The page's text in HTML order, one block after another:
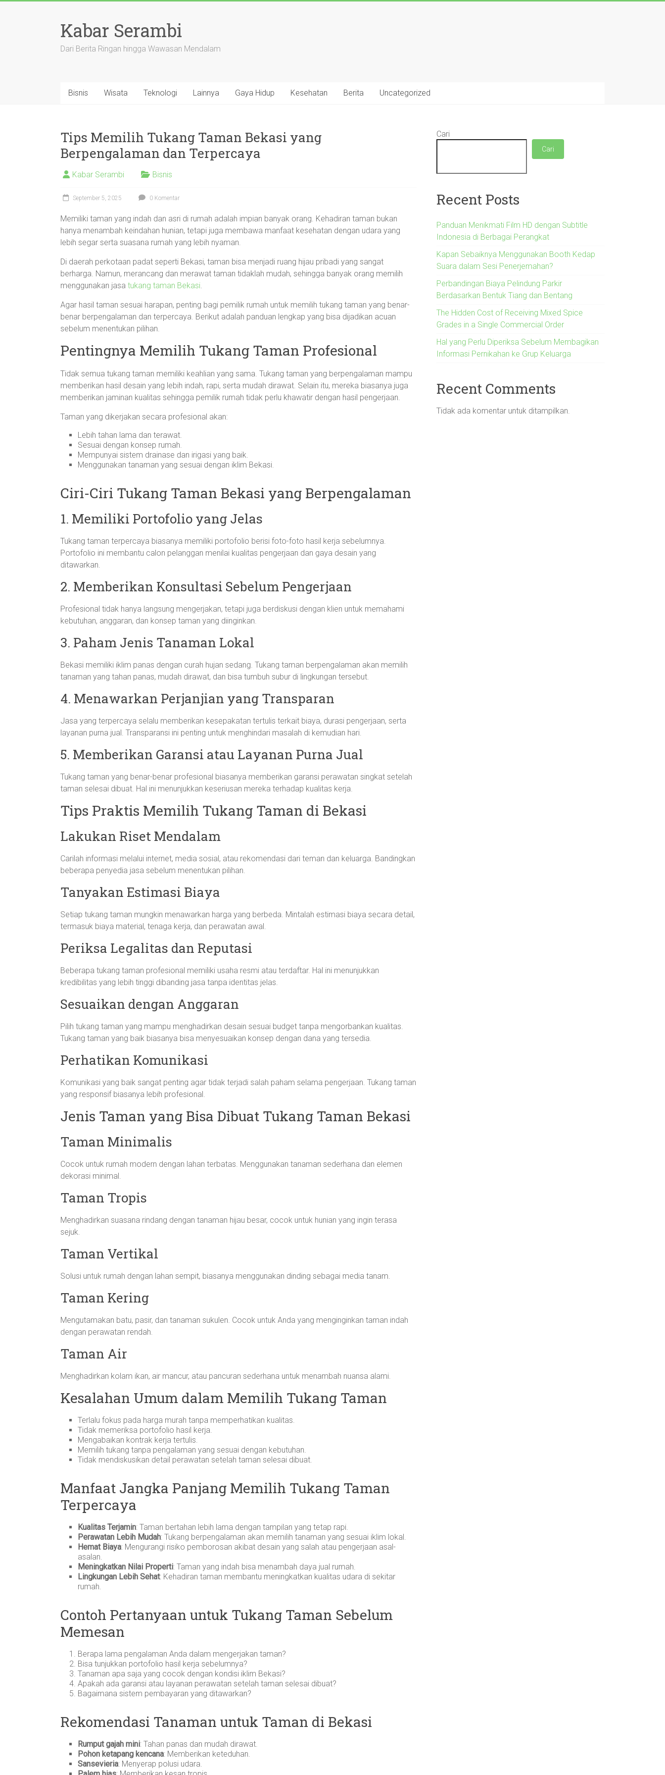
Kabar Serambi
Dari Berita Ringan hingga Wawasan Mendalam
Bisnis Wisata Teknologi Lainnya Gaya Hidup Kesehatan Berita Uncategorized
Tips Memilih Tukang Taman Bekasi yang
Berpengalaman dan Terpercaya
Kabar Serambi Bisnis
September 5, 2025 0 Komentar
Memiliki taman yang indah dan asri di rumah adalah impian banyak orang. Kehadiran taman bukan
hanya menambah keindahan hunian, tetapi juga membawa manfaat kesehatan dengan udara yang
lebih segar serta suasana rumah yang lebih nyaman.
Di daerah perkotaan padat seperti Bekasi, taman bisa menjadi ruang hijau pribadi yang sangat
berharga. Namun, merancang dan merawat taman tidaklah mudah, sehingga banyak orang memilih
menggunakan jasa tukang taman Bekasi.
Agar hasil taman sesuai harapan, penting bagi pemilik rumah untuk memilih tukang taman yang benar-
benar berpengalaman dan terpercaya. Berikut adalah panduan lengkap yang bisa dijadikan acuan
sebelum menentukan pilihan.
Pentingnya Memilih Tukang Taman Profesional
Tidak semua tukang taman memiliki keahlian yang sama. Tukang taman yang berpengalaman mampu
memberikan hasil desain yang lebih indah, rapi, serta mudah dirawat. Selain itu, mereka biasanya juga
memberikan jaminan kualitas sehingga pemilik rumah tidak perlu khawatir dengan hasil pengerjaan.
Taman yang dikerjakan secara profesional akan:
Lebih tahan lama dan terawat.
Sesuai dengan konsep rumah.
Mempunyai sistem drainase dan irigasi yang baik.
Menggunakan tanaman yang sesuai dengan iklim Bekasi.
Ciri-Ciri Tukang Taman Bekasi yang Berpengalaman
1. Memiliki Portofolio yang Jelas
Tukang taman terpercaya biasanya memiliki portofolio berisi foto-foto hasil kerja sebelumnya.
Portofolio ini membantu calon pelanggan menilai kualitas pengerjaan dan gaya desain yang
ditawarkan.
2. Memberikan Konsultasi Sebelum Pengerjaan
Profesional tidak hanya langsung mengerjakan, tetapi juga berdiskusi dengan klien untuk memahami
kebutuhan, anggaran, dan konsep taman yang diinginkan.
3. Paham Jenis Tanaman Lokal
Bekasi memiliki iklim panas dengan curah hujan sedang. Tukang taman berpengalaman akan memilih
tanaman yang tahan panas, mudah dirawat, dan bisa tumbuh subur di lingkungan tersebut.
4. Menawarkan Perjanjian yang Transparan
Jasa yang terpercaya selalu memberikan kesepakatan tertulis terkait biaya, durasi pengerjaan, serta
layanan purna jual. Transparansi ini penting untuk menghindari masalah di kemudian hari.
5. Memberikan Garansi atau Layanan Purna Jual
Tukang taman yang benar-benar profesional biasanya memberikan garansi perawatan singkat setelah
taman selesai dibuat. Hal ini menunjukkan keseriusan mereka terhadap kualitas kerja.
Tips Praktis Memilih Tukang Taman di Bekasi
Lakukan Riset Mendalam
Carilah informasi melalui internet, media sosial, atau rekomendasi dari teman dan keluarga. Bandingkan
beberapa penyedia jasa sebelum menentukan pilihan.
Tanyakan Estimasi Biaya
Setiap tukang taman mungkin menawarkan harga yang berbeda. Mintalah estimasi biaya secara detail,
termasuk biaya material, tenaga kerja, dan perawatan awal.
Periksa Legalitas dan Reputasi
Beberapa tukang taman profesional memiliki usaha resmi atau terdaftar. Hal ini menunjukkan
kredibilitas yang lebih tinggi dibanding jasa tanpa identitas jelas.
Sesuaikan dengan Anggaran
Pilih tukang taman yang mampu menghadirkan desain sesuai budget tanpa mengorbankan kualitas.
Tukang taman yang baik biasanya bisa menyesuaikan konsep dengan dana yang tersedia.
Perhatikan Komunikasi
Komunikasi yang baik sangat penting agar tidak terjadi salah paham selama pengerjaan. Tukang taman
yang responsif biasanya lebih profesional.
Jenis Taman yang Bisa Dibuat Tukang Taman Bekasi
Taman Minimalis
Cocok untuk rumah modern dengan lahan terbatas. Menggunakan tanaman sederhana dan elemen
dekorasi minimal.
Taman Tropis
Menghadirkan suasana rindang dengan tanaman hijau besar, cocok untuk hunian yang ingin terasa
sejuk.
Taman Vertikal
Solusi untuk rumah dengan lahan sempit, biasanya menggunakan dinding sebagai media tanam.
Taman Kering
Mengutamakan batu, pasir, dan tanaman sukulen. Cocok untuk Anda yang menginginkan taman indah
dengan perawatan rendah.
Taman Air
Menghadirkan kolam ikan, air mancur, atau pancuran sederhana untuk menambah nuansa alami.
Kesalahan Umum dalam Memilih Tukang Taman
Terlalu fokus pada harga murah tanpa memperhatikan kualitas.
Tidak memeriksa portofolio hasil kerja.
Mengabaikan kontrak kerja tertulis.
Memilih tukang tanpa pengalaman yang sesuai dengan kebutuhan.
Tidak mendiskusikan detail perawatan setelah taman selesai dibuat.
Manfaat Jangka Panjang Memilih Tukang Taman
Terpercaya
Kualitas Terjamin: Taman bertahan lebih lama dengan tampilan yang tetap rapi.
Perawatan Lebih Mudah: Tukang berpengalaman akan memilih tanaman yang sesuai iklim lokal.
Hemat Biaya: Mengurangi risiko pemborosan akibat desain yang salah atau pengerjaan asal-
asalan.
Meningkatkan Nilai Properti: Taman yang indah bisa menambah daya jual rumah.
Lingkungan Lebih Sehat: Kehadiran taman membantu meningkatkan kualitas udara di sekitar
rumah.
Contoh Pertanyaan untuk Tukang Taman Sebelum
Memesan
Berapa lama pengalaman Anda dalam mengerjakan taman?
Bisa tunjukkan portofolio hasil kerja sebelumnya?
Tanaman apa saja yang cocok dengan kondisi iklim Bekasi?
Apakah ada garansi atau layanan perawatan setelah taman selesai dibuat?
Bagaimana sistem pembayaran yang ditawarkan?
Rekomendasi Tanaman untuk Taman di Bekasi
Rumput gajah mini: Tahan panas dan mudah dirawat.
Pohon ketapang kencana: Memberikan keteduhan.
Sansevieria: Menyerap polusi udara.
Cari
Cari
Recent Posts
Panduan Menikmati Film HD dengan Subtitle
Indonesia di Berbagai Perangkat
Kapan Sebaiknya Menggunakan Booth Kedap
Suara dalam Sesi Penerjemahan?
Perbandingan Biaya Pelindung Parkir
Berdasarkan Bentuk Tiang dan Bentang
The Hidden Cost of Receiving Mixed Spice
Grades in a Single Commercial Order
Hal yang Perlu Diperiksa Sebelum Membagikan
Informasi Pernikahan ke Grup Keluarga
Recent Comments
Tidak ada komentar untuk ditampilkan.